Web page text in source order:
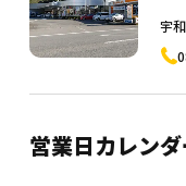
宇
営業日カレンダ